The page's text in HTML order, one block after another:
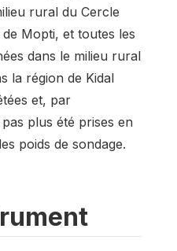
rural du Cercle
Mopti, et toutes les
dans le milieu rural
la région de Kidal
et, par
plus été prises en
poids de sondage.